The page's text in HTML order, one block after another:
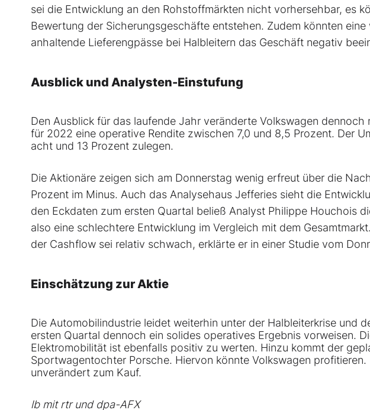
sei die Entwicklung an den Rohstoffmärkten nicht vorhersehbar, es
Bewertung der Sicherungsgeschäfte entstehen. Zudem könnten
anhaltende Lieferengpässe bei Halbleitern das Geschäft negativ
Ausblick und Analysten-Einstufung
Den Ausblick für das laufende Jahr veränderte Volkswagen
für 2022 eine operative Rendite zwischen 7,0 und 8,5 Prozent. Der
acht und 13 Prozent zulegen.
Die Aktionäre zeigen sich am Donnerstag wenig erfreut über die
Prozent im Minus. Auch das Analysehaus Jefferies sieht die
den Eckdaten zum ersten Quartal beließ Analyst Philippe Houchois
also eine schlechtere Entwicklung im Vergleich mit dem
der Cashflow sei relativ schwach, erklärte er in einer Studie vom
Einschätzung zur Aktie
Die Automobilindustrie leidet weiterhin unter der Halbleiterkrise und
ersten Quartal dennoch ein solides operatives Ergebnis vorweisen.
Elektromobilität ist ebenfalls positiv zu werten. Hinzu kommt der
Sportwagentochter Porsche. Hiervon könnte Volkswagen
unverändert zum Kauf.
lb mit rtr und dpa-AFX